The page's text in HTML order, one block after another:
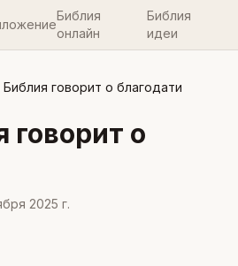
Библия
онлайн
Библия
идеи
говорит о благодати
говорит о
2025 г.